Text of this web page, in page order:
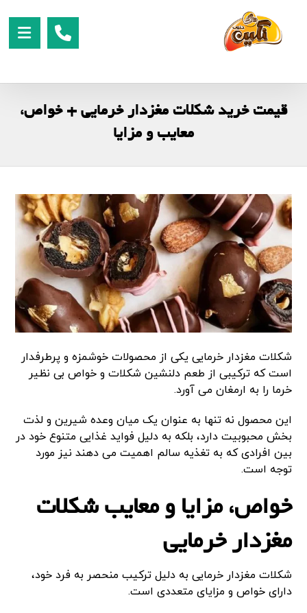
قیمت خرید شکلات مغزدار خرمایی + خواص،
معایب و مزایا
شکلات مغزدار خرمایی یکی از محصولات خوشمزه و پرطرفدار
است که ترکیبی از طعم دلنشین شکلات و خواص بی نظیر
خرما را به ارمغان می آورد.
این محصول نه تنها به عنوان یک میان وعده شیرین و لذت
بخش محبوبیت دارد، بلکه به دلیل فواید غذایی متنوع خود در
بین افرادی که به تغذیه سالم اهمیت می دهند نیز مورد
توجه است.
خواص، مزایا و معایب شکلات
مغزدار خرمایی
شکلات مغزدار خرمایی به دلیل ترکیب منحصر به فرد خود،
دارای خواص و مزایای متعددی است.